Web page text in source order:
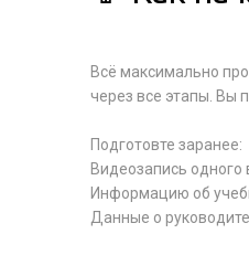
Всё максимально
через все этапы. Вы
Подготовте заранее:
Видеозапись
Информацию об
Данные о